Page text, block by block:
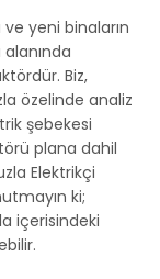
ve yeni binaların
Biz,
özelinde analiz
şebekesi
plana dahil
Elektrikçi
ki;
içerisindeki